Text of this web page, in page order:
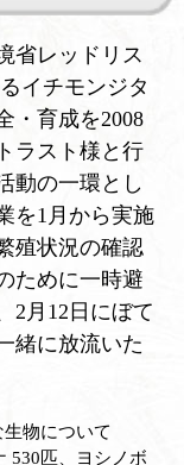
省レッドリス
イチモンジタ
・育成を2008
ラスト様と行
動の一環とし
を1月から実施
殖状況の確認
ために一時避
2月12日にぼて
緒に放流いた
物について
530匹、ヨシノボ